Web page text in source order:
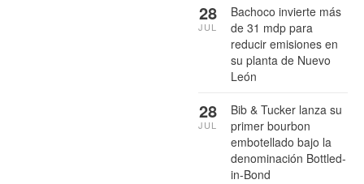
Bachoco invierte más
de 31 mdp para
reducir emisiones en
su planta de Nuevo
León
28
JUL
Bib & Tucker lanza su
primer bourbon
embotellado bajo la
denominación Bottled-
in-Bond
28
JUL